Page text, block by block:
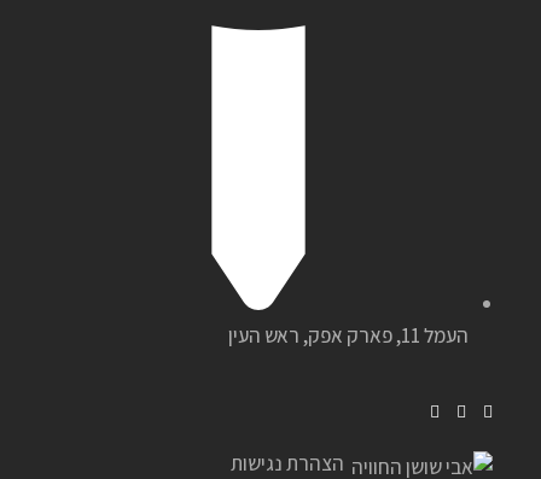
העמל 11, פארק אפק, ראש העין
הצהרת נגישות